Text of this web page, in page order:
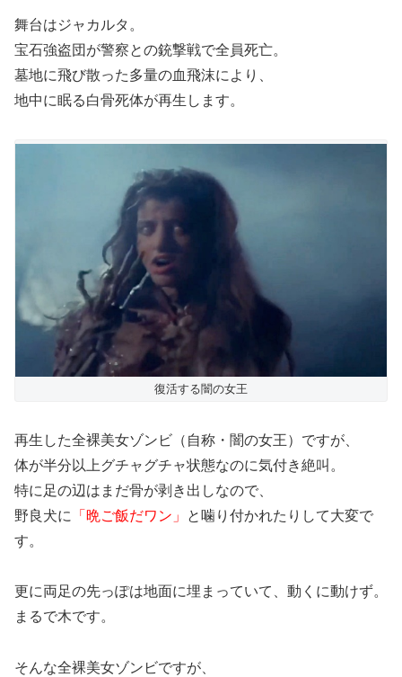
舞台はジャカルタ。
宝石強盗団が警察との銃撃戦で全員死亡。
墓地に飛び散った多量の血飛沫により、
地中に眠る白骨死体が再生します。
復活する闇の女王
再生した全裸美女ゾンビ（自称・闇の女王）ですが、
体が半分以上グチャグチャ状態なのに気付き絶叫。
特に足の辺はまだ骨が剥き出しなので、
野良犬に
「晩ご飯だワン」
と噛り付かれたりして大変で
す。
更に両足の先っぽは地面に埋まっていて、動くに動けず。
まるで木です。
そんな全裸美女ゾンビですが、